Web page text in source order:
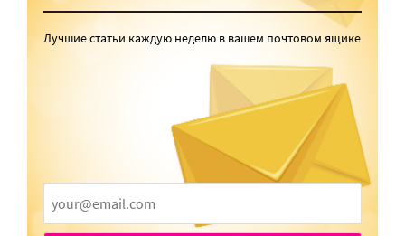
Лучшие статьи каждую неделю в вашем почтовом ящике